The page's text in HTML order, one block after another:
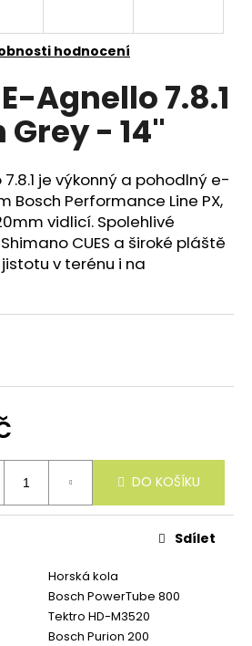
hodnocení
E-Agnello 7.8.1
Grey - 14"
7.8.1 je výkonný a pohodlný e-
Bosch Performance Line PX,
vidlicí. Spolehlivé
CUES a široké pláště
v terénu i na
DO KOŠÍKU
Horská kola
Bosch PowerTube 800
Tektro HD-M3520
Bosch Purion 200
Sdílet
HLEDAT